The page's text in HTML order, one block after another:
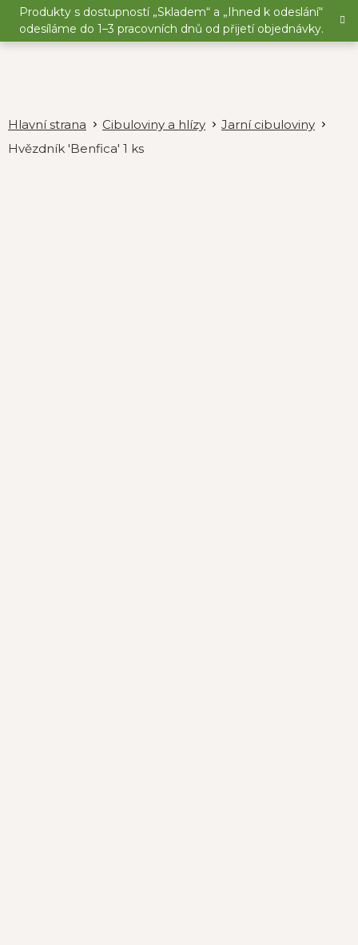
Přejít
obsah
Produkty s dostupností „Skladem“ a „Ihned k odeslání“
odesíláme do 1–3 pracovních dnů od přijetí objednávky.
Cibuloviny a hlízy
Jarní cibuloviny
Hvězdník 'Benfica' 1 ks